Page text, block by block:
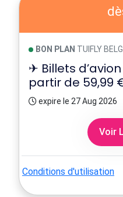
BON PLAN TUIFLY
✈ Billets
partir de 59,99
expire le 27 Aug 2026
Voir
Conditions d'utilisation